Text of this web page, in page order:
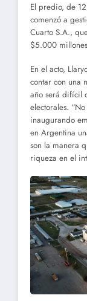
El predio, de
comenzó a
Cuarto S.A.,
$5.000
En el acto,
contar con una
año será difícil
electorales.
inaugurando
en Argentina
son la manera
riqueza en el